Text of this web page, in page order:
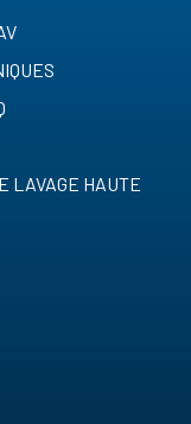
LAVAGE HAUTE